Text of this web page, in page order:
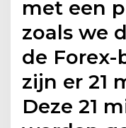
met een
zoals we
de Forex-
zijn er 21
Deze 21